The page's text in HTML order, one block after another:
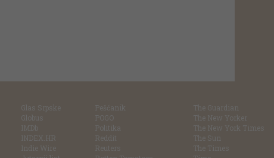
Glas Srpske
Globus
IMDb
INDEX.HR
Indie Wire
Pešćanik
POGO
Politika
Reddit
Reuters
The Guardian
The New Yorker
The New York Times
The Sun
The Times